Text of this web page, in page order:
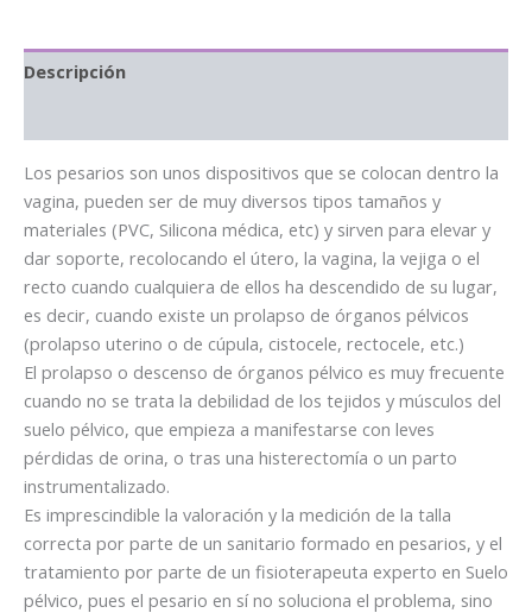
Descripción
Los pesarios son unos dispositivos que se colocan dentro la
vagina, pueden ser de muy diversos tipos tamaños y
materiales (PVC, Silicona médica, etc) y sirven para elevar y
dar soporte, recolocando el útero, la vagina, la vejiga o el
recto cuando cualquiera de ellos ha descendido de su lugar,
es decir, cuando existe un prolapso de órganos pélvicos
(prolapso uterino o de cúpula, cistocele, rectocele, etc.)
El prolapso o descenso de órganos pélvico es muy frecuente
cuando no se trata la debilidad de los tejidos y músculos del
suelo pélvico, que empieza a manifestarse con leves
pérdidas de orina, o tras una histerectomía o un parto
instrumentalizado.
Es imprescindible la valoración y la medición de la talla
correcta por parte de un sanitario formado en pesarios, y el
tratamiento por parte de un fisioterapeuta experto en Suelo
pélvico, pues el pesario en sí no soluciona el problema, sino